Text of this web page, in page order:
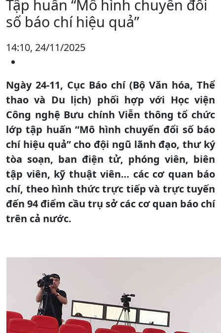
Tập huấn “Mô hình chuyển đổi
số báo chí hiệu quả”
14:10, 24/11/2025
Ngày 24-11, Cục Báo chí (Bộ Văn hóa, Thể
thao và Du lịch) phối hợp với Học viện
Công nghệ Bưu chính Viễn thông tổ chức
lớp tập huấn “Mô hình chuyển đổi số báo
chí hiệu quả” cho đội ngũ lãnh đạo, thư ký
tòa soạn, ban điện tử, phóng viên, biên
tập viên, kỹ thuật viên… các cơ quan báo
chí, theo hình thức trực tiếp và trực tuyến
đến 94 điểm cầu trụ sở các cơ quan báo chí
trên cả nước.